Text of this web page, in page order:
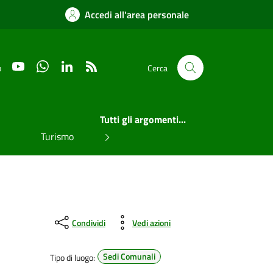
Accedi all'area personale
YouTube WhatsAppLinkedIn Cerca
Turismo
Tutti gli argomenti...
Condividi Vedi azioni
Tipo di luogo: Sedi Comunali